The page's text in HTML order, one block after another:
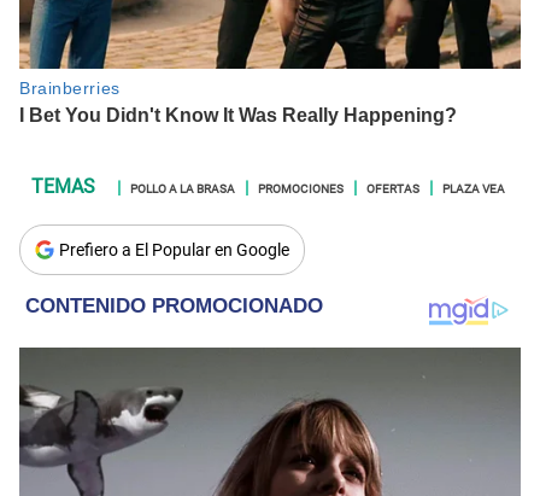
POLLO A LA BRASA PROMOCIONES OFERTAS PLAZA VEA
Prefiero a El Popular en Google